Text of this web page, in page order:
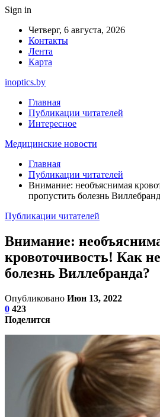
Sign in
Четверг, 6 августа, 2026
Контакты
Лента
Карта
inoptics.by
Главная
Публикации читателей
Интересное
Медицинские новости
Главная
Публикации читателей
Внимание: необъяснимая
пропустить болезнь
Публикации читателей
Внимание:
кровоточивость! Как
болезнь Виллебранда?
Опубликовано Июн 13, 2022
0 423
Поделится